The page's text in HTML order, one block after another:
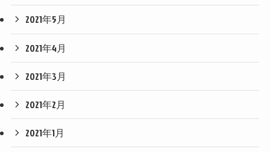
2021年5月
2021年4月
2021年3月
2021年2月
2021年1月